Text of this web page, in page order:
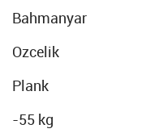
Bahmanyar
Ozcelik
Plank
-55 kg